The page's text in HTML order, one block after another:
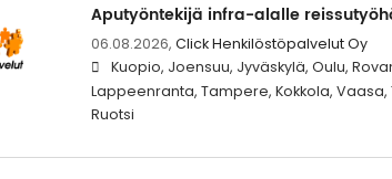
Aputyöntekijä infra-alalle
06.08.2026, Click Henkilöstöpalvelut Oy
Kuopio, Joensuu, Jyväskylä, Oulu,
Lappeenranta, Tampere, Kokkola, Vaasa,
Ruotsi